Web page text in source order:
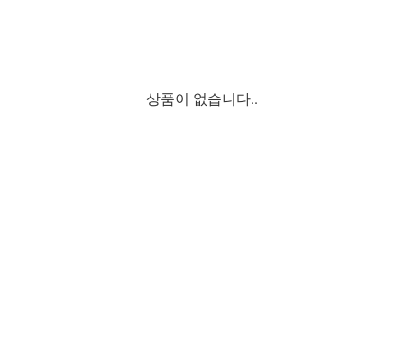
상품이 없습니다..